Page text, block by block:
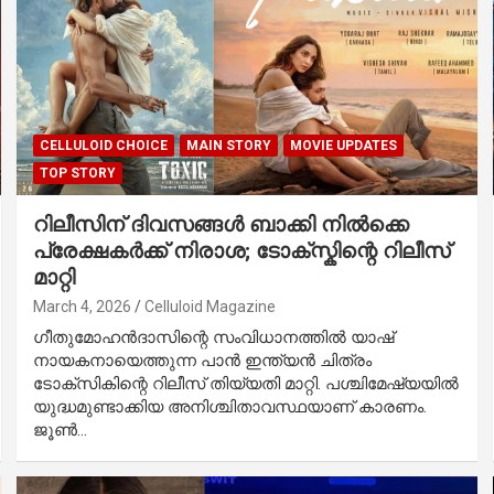
CELLULOID CHOICE MAIN STORY
MOVIE UPDATES
TOP STORY
റിലീസിന് ദിവസങ്ങൾ ബാക്കി നിൽക്കെ
പ്രേക്ഷകർക്ക് നിരാശ; ടോക്സ്കിന്റെ റിലീസ്
മാറ്റി
March 4, 2026 Celluloid Magazine
ഗീതുമോഹൻദാസിന്റെ സംവിധാനത്തിൽ യാഷ്
നായകനായെത്തുന്ന പാൻ ഇന്ത്യൻ ചിത്രം
ടോക്‌സികിന്റെ റിലീസ് തിയ്യതി മാറ്റി. പശ്ചിമേഷ്യയില്‍
യുദ്ധമുണ്ടാക്കിയ അനിശ്ചിതാവസ്ഥയാണ് കാരണം.
ജൂണ്‍…